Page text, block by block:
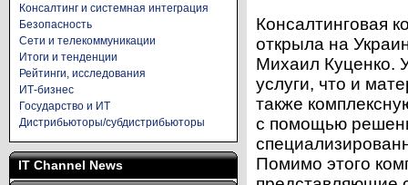
Консалтинг и системная интеграция
Безопасность
Сети и телекоммуникации
Итоги и тенденции
Рейтинги, исследования
ИТ-бизнес
Государство и ИТ
Дистрибьюторы/субдистрибьюторы
IT Channel News
Консалтинговая
открыла на
Михаил Куценко.
услуги, что и
также
с помощью
Помимо этого